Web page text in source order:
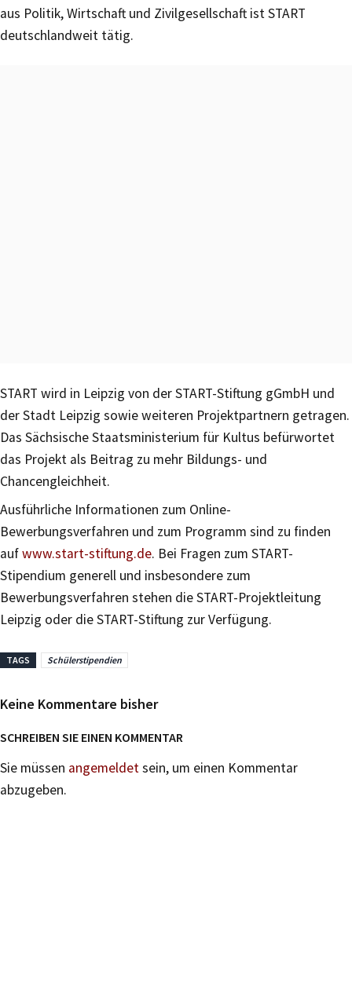
aus Politik, Wirtschaft und Zivilgesellschaft ist START
deutschlandweit tätig.
START wird in Leipzig von der START-Stiftung gGmbH und
der Stadt Leipzig sowie weiteren Projektpartnern getragen.
Das Sächsische Staatsministerium für Kultus befürwortet
das Projekt als Beitrag zu mehr Bildungs- und
Chancengleichheit.
Ausführliche Informationen zum Online-
Bewerbungsverfahren und zum Programm sind zu finden
aufwww.start-stiftung.de. Bei Fragen zum START-
Stipendium generell und insbesondere zum
Bewerbungsverfahren stehen die START-Projektleitung
Leipzig oder die START-Stiftung zur Verfügung.
TAGS Schülerstipendien
Keine Kommentare bisher
SCHREIBEN SIE EINEN KOMMENTAR
Sie müssen angemeldetsein, um einen Kommentar
abzugeben.